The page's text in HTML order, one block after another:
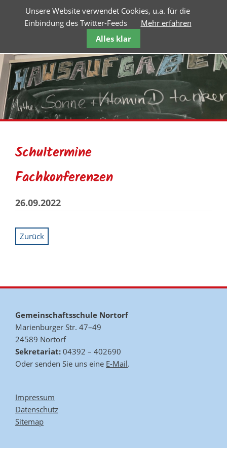
Schultermine
Fachkonferenzen
26.09.2022
Zurück
Gemeinschaftsschule Nortorf
Marienburger Str. 47–49
24589 Nortorf
Sekretariat: 04392 – 402690
Oder senden Sie uns eine E-Mail.
Impressum
Datenschutz
Sitemap
Unsere Website verwendet Cookies, u.a. für die
Einbindung des Twitter-Feeds
Mehr erfahren
Alles klar